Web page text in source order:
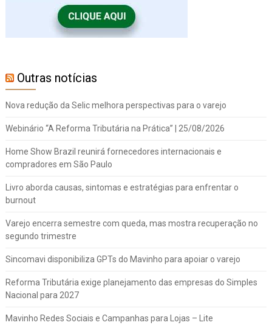
Outras notícias
Nova redução da Selic melhora perspectivas para o varejo
Webinário “A Reforma Tributária na Prática” | 25/08/2026
Home Show Brazil reunirá fornecedores internacionais e
compradores em São Paulo
Livro aborda causas, sintomas e estratégias para enfrentar o
burnout
Varejo encerra semestre com queda, mas mostra recuperação no
segundo trimestre
Sincomavi disponibiliza GPTs do Mavinho para apoiar o varejo
Reforma Tributária exige planejamento das empresas do Simples
Nacional para 2027
Mavinho Redes Sociais e Campanhas para Lojas – Lite